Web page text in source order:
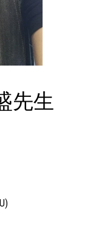
先生